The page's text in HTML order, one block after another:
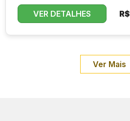
VER DETALHES R$
Ver Mais